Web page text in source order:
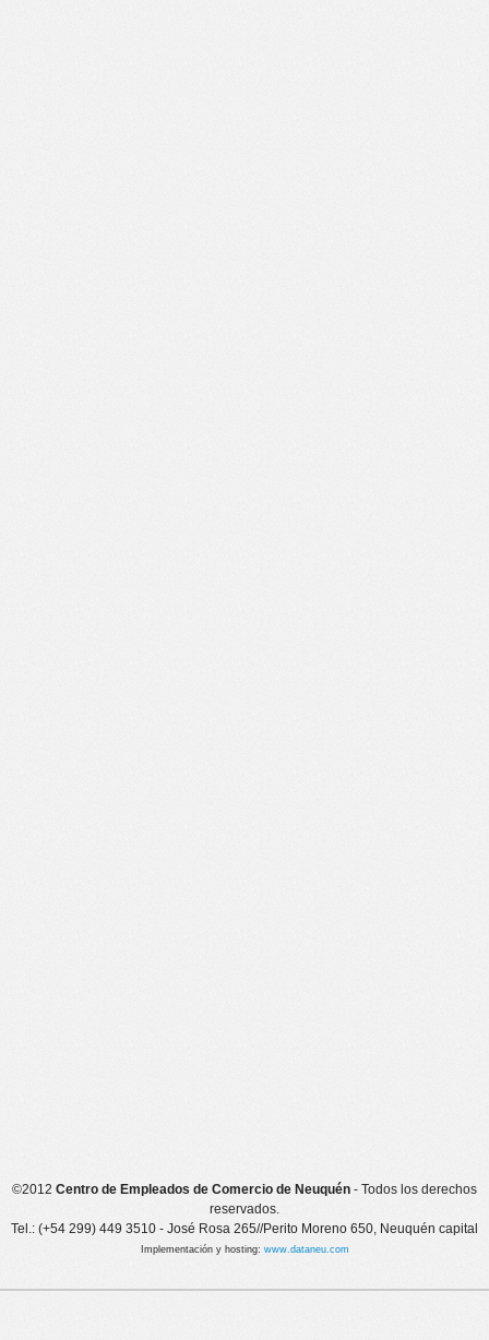
©2012 Centro de Empleados de Comercio de Neuquén - Todos los derechos
reservados.
Tel.: (+54 299) 449 3510 - José Rosa 265//Perito Moreno 650, Neuquén capital
Implementación y hosting: www.dataneu.com